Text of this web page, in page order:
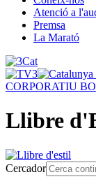
Atenció a
Premsa
La Marató
CORPORATIU
Llibre
Cercador